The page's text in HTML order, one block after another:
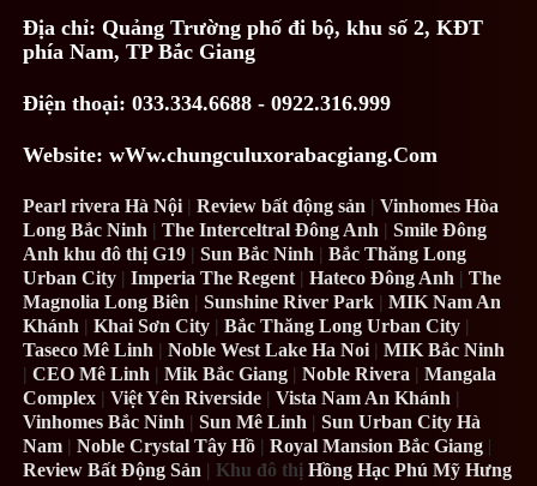
Địa chỉ:Quảng Trường phố đi bộ, khu số 2, KĐT
phía Nam, TP Bắc Giang
Điện thoại: 033.334.6688 - 0922.316.999
Website: wWw.chungculuxorabacgiang.Com
Pearl rivera Hà Nội |Review bất động sản |Vinhomes Hòa
Long Bắc Ninh |The Interceltral Đông Anh |Smile Đông
Anh khu đô thị G19 |Sun Bắc Ninh |Bắc Thăng Long
Urban City |Imperia The Regent |Hateco Đông Anh |The
Magnolia Long Biên |Sunshine River Park |MIK Nam An
Khánh |Khai Sơn City |Bắc Thăng Long Urban City |
Taseco Mê Linh |Noble West Lake Ha Noi | MIK Bắc Ninh
|CEO Mê Linh |Mik Bắc Giang |Noble Rivera |Mangala
Complex |Việt Yên Riverside |Vista Nam An Khánh |
Vinhomes Bắc Ninh |Sun Mê Linh |Sun Urban City Hà
Nam | Noble Crystal Tây Hồ |Royal Mansion Bắc Giang |
Review Bất Động Sản | Khu đô thịHồng Hạc Phú Mỹ Hưng